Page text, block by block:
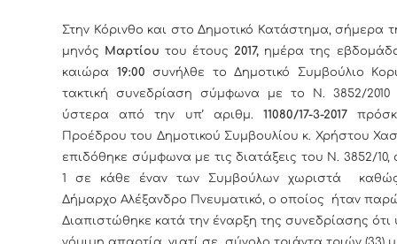
Στην Κόρινθο και στο Δημοτικό Κατάστημα, σήμερα
μηνός Μαρτίου του έτους 2017, ημέρα της
καιώρα 19:00 συνήλθε το Δημοτικό Συμβούλιο
τακτική συνεδρίαση σύμφωνα με το Ν. 3852/2010
ύστερα από την υπ’ αριθμ.11080/17-3-2017
Προέδρου του Δημοτικού Συμβουλίου κ. Χρήστου
επιδόθηκε σύμφωνα με τις διατάξεις του Ν. 3852/10,
1 σε κάθε έναν των Συμβούλων χωριστά
Δήμαρχο Αλέξανδρο Πνευματικό, ο οποίος ήταν
Διαπιστώθηκε κατά την έναρξη της συνεδρίασης ότι